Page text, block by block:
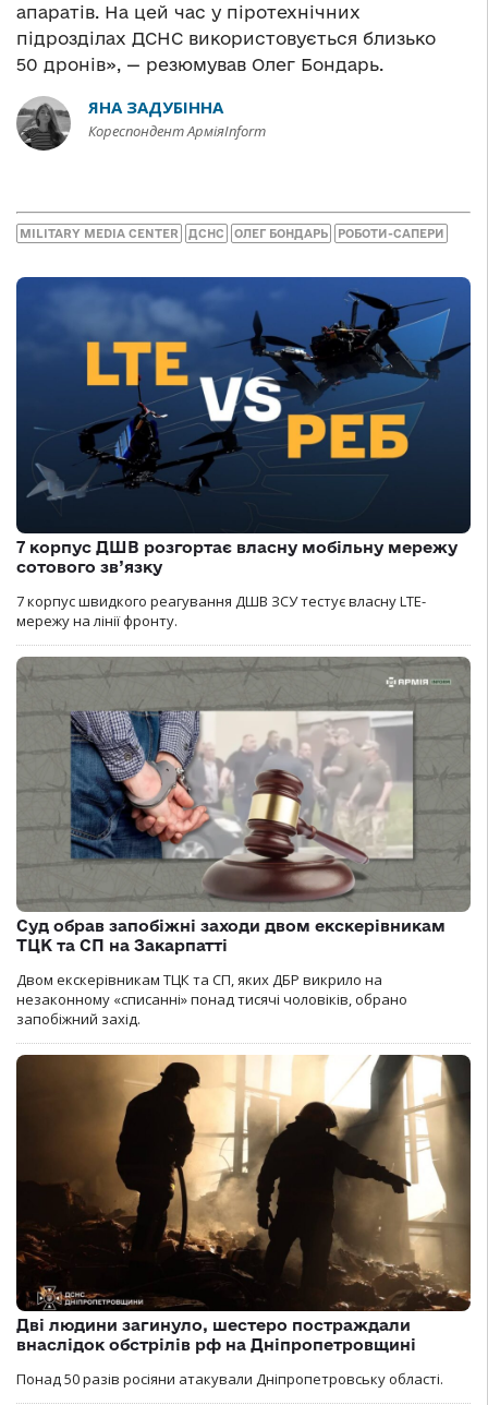
апаратів. На цей час у піротехнічних
підрозділах ДСНС використовується близько
50 дронів», — резюмував Олег Бондарь.
ЯНА ЗАДУБІННА
Кореспондент АрміяInform
MILITARY MEDIA CENTER ДСНС ОЛЕГ БОНДАРЬ РОБОТИ-САПЕРИ
7 корпус ДШВ розгортає власну мобільну мережу
сотового зв’язку
7 корпус швидкого реагування ДШВ ЗСУ тестує власну LTE-
мережу на лінії фронту.
Суд обрав запобіжні заходи двом екскерівникам
ТЦК та СП на Закарпатті
Двом екскерівникам ТЦК та СП, яких ДБР викрило на
незаконному «списанні» понад тисячі чоловіків, обрано
запобіжний захід.
Дві людини загинуло, шестеро постраждали
внаслідок обстрілів рф на Дніпропетровщині
Понад 50 разів росіяни атакували Дніпропетровську області.